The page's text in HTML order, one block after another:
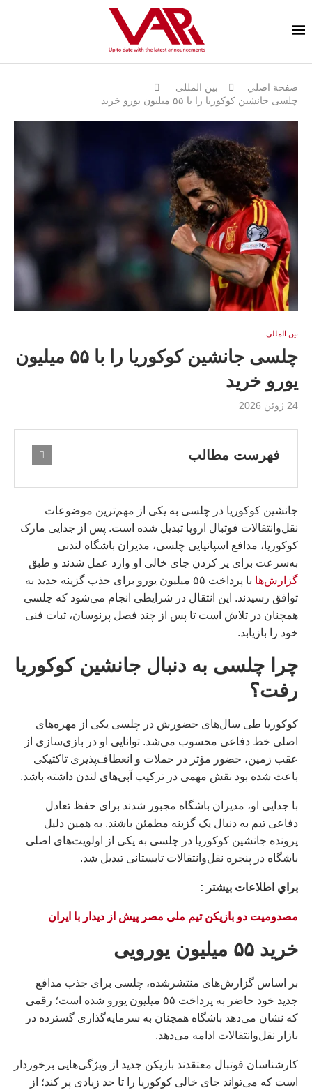
صفحة اصلي
بين المللى
چلسی جانشین کوکوریا را با ۵۵ میلیون یورو خرید
بين المللى
چلسی جانشین کوکوریا را با ۵۵ میلیون
یورو خرید
24 ژوئن 2026
فهرست مطالب
جانشین کوکوریا در چلسی به یکی از مهم‌ترین موضوعات
نقل‌وانتقالات فوتبال اروپا تبدیل شده است. پس از جدایی مارک
کوکوریا، مدافع اسپانیایی چلسی، مدیران باشگاه لندنی
به‌سرعت برای پر کردن جای خالی او وارد عمل شدند و طبق
گزارش‌ها
با پرداخت ۵۵ میلیون یورو برای جذب گزینه جدید به
توافق رسیدند. این انتقال در شرایطی انجام می‌شود که چلسی
همچنان در تلاش است تا پس از چند فصل پرنوسان، ثبات فنی
خود را بازیابد.
چرا چلسی به دنبال جانشین کوکوریا
رفت؟
کوکوریا طی سال‌های حضورش در چلسی یکی از مهره‌های
اصلی خط دفاعی محسوب می‌شد. توانایی او در بازی‌سازی از
عقب زمین، حضور مؤثر در حملات و انعطاف‌پذیری تاکتیکی
باعث شده بود نقش مهمی در ترکیب آبی‌های لندن داشته باشد.
با جدایی او، مدیران باشگاه مجبور شدند برای حفظ تعادل
دفاعی تیم به دنبال یک گزینه مطمئن باشند. به همین دلیل
پرونده جانشین کوکوریا در چلسی به یکی از اولویت‌های اصلی
باشگاه در پنجره نقل‌وانتقالات تابستانی تبدیل شد.
براي اطلاعات بيشتر :
مصدومیت دو بازیکن تیم ملی مصر پیش از دیدار با ایران
خرید ۵۵ میلیون یورویی
بر اساس گزارش‌های منتشرشده، چلسی برای جذب مدافع
جدید خود حاضر به پرداخت ۵۵ میلیون یورو شده است؛ رقمی
که نشان می‌دهد باشگاه همچنان به سرمایه‌گذاری گسترده در
بازار نقل‌وانتقالات ادامه می‌دهد.
کارشناسان فوتبال معتقدند بازیکن جدید از ویژگی‌هایی برخوردار
است که می‌تواند جای خالی کوکوریا را تا حد زیادی پر کند؛ از